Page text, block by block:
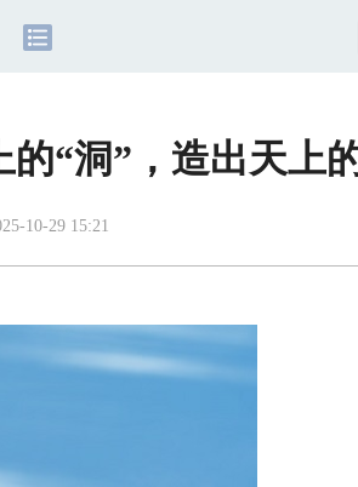
“洞”，造出天上
10-29 15:21